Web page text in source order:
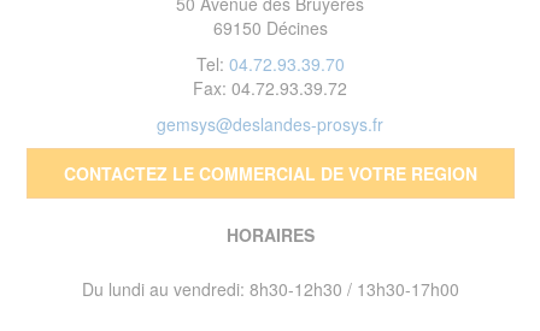
69150 Décines
Tel: 04.72.93.39.70
Fax: 04.72.93.39.72
gemsys@deslandes-prosys.fr
CONTACTEZ LE COMMERCIAL DE VOTRE REGION
HORAIRES
Du lundi au vendredi: 8h30-12h30 / 13h30-17h00